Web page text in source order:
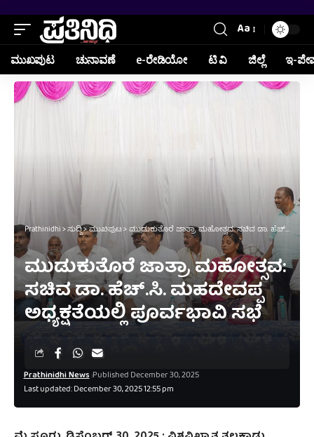
Aa
ಮುಖಪುಟ ಚುನಾವಣೆ e-ರೇಡಿಯೋ ಟಿ ವಿ ಜಿಲ್ಲೆ ಇ-
Prathinidhi>ಸುದ್ದಿ>ಮುಖಪುಟ>ಮುಡುಕುತೊರೆ ಜಾತ್ರಾ ಮಹೋತ್ಸವ: ಸಚಿವ ಡಾ. ಹೆಚ್.ಸಿ. ಮಹದೇವಪ್ಪ ಅಧ್ಯಕ್ಷತೆಯಲ್ಲಿ ಪೂರ್ವಭಾವಿ ಸಭೆ
ಮುಡುಕುತೊರೆ ಜಾತ್ರಾ ಮಹೋತ್ಸವ:
ಸಚಿವ ಡಾ. ಹೆಚ್.ಸಿ. ಮಹದೇವಪ್ಪ
ಅಧ್ಯಕ್ಷತೆಯಲ್ಲಿ ಪೂರ್ವಭಾವಿ ಸಭೆ
Last updated: December 30, 2025 12:55 pm
Prathinidhi News Published December 30, 2025